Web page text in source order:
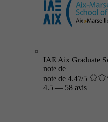
IAE Aix Graduate
note de
note de 4.47/5
4.5 — 58 avis